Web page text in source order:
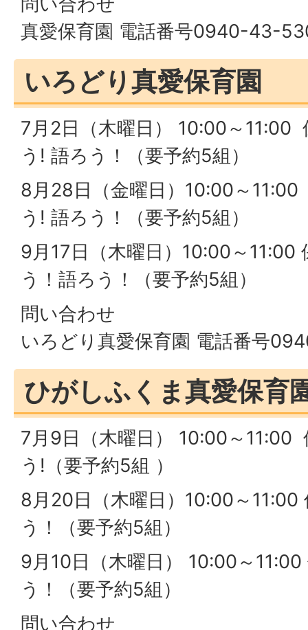
真愛保育園 電話番号0940-43-
いろどり真愛保育園
7月2日（木曜日） 10:00～11:00
う! 語ろう！（要予約5組）
8月28日（金曜日）10:00～
う! 語ろう！（要予約5組）
9月17日（木曜日）10:00～11:00
う！語ろう！（要予約5組）
問い合わせ
いろどり真愛保育園 電話番号
ひがしふくま真愛保育
7月9日（木曜日） 10:00～11:00
う!（要予約5組 ）
8月20日（木曜日）10:00～11:00
う！（要予約5組）
9月10日（木曜日） 10:00～
う！（要予約5組）
問い合わせ